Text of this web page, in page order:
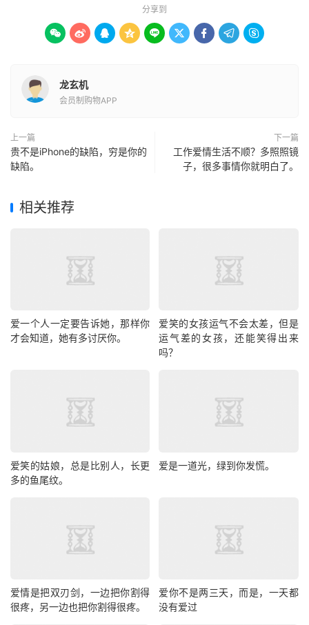
分享到
        
龙玄机
会员制购物APP
上一篇
贵不是iPhone的缺陷，穷是你的
缺陷。
下一篇
工作爱情生活不顺？多照照镜
子，很多事情你就明白了。
相关推荐
爱一个人一定要告诉她，那样你
才会知道，她有多讨厌你。
爱笑的女孩运气不会太差，但是
运气差的女孩，还能笑得出来
吗？
爱笑的姑娘，总是比别人，长更
多的鱼尾纹。
爱是一道光，绿到你发慌。
爱情是把双刃剑，一边把你割得
很疼，另一边也把你割得很疼。
爱你不是两三天，而是，一天都
没有爱过